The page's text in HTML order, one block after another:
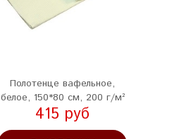
Полотенце вафельное,
белое, 150*80 см, 200 г/м²
415 руб